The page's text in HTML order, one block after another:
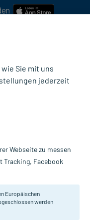
Binden
Sie mit uns
jederzeit
Webseite zu messen
Tracking, Facebook
Europäischen
werden